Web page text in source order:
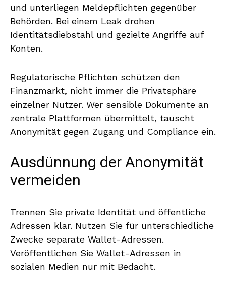
und unterliegen Meldepflichten gegenüber
Behörden. Bei einem Leak drohen
Identitätsdiebstahl und gezielte Angriffe auf
Konten.
Regulatorische Pflichten schützen den
Finanzmarkt, nicht immer die Privatsphäre
einzelner Nutzer. Wer sensible Dokumente an
zentrale Plattformen übermittelt, tauscht
Anonymität gegen Zugang und Compliance ein.
Ausdünnung der Anonymität
vermeiden
Trennen Sie private Identität und öffentliche
Adressen klar. Nutzen Sie für unterschiedliche
Zwecke separate Wallet-Adressen.
Veröffentlichen Sie Wallet-Adressen in
sozialen Medien nur mit Bedacht.